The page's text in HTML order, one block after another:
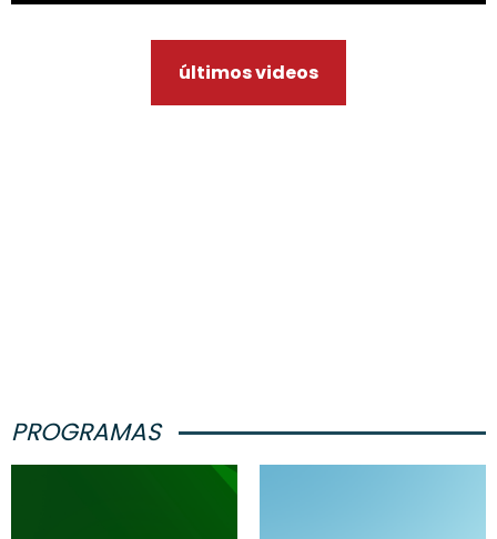
últimos videos
PROGRAMAS